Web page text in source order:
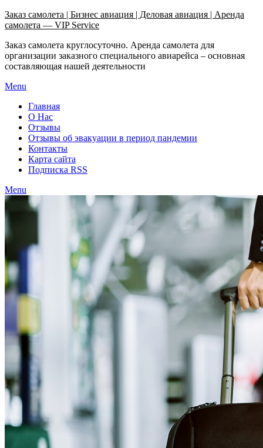
Заказ самолета | Бизнес авиация | Деловая авиация | Аренда
самолета — VIP Service
Заказ самолета круглосуточно. Аренда самолета для
организации заказного специального авиарейса – основная
составляющая нашей деятельности
Menu
Главная
О Нас
Отзывы
Отзывы об эвакуации в период пандемии
Контакты
Карта сайта
Подписка RSS
Menu